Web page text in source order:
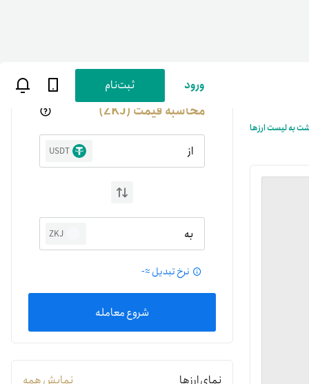
ورود ثبت‌نام
به لیست ارزها
محاسبه قیمت (ZKJ)
از USDT
به ZKJ
نرخ تبدیل ≈-
شروع معامله
نمای ارزها نمایش همه